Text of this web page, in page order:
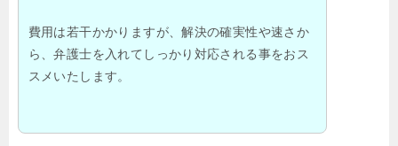
費用は若干かかりますが、解決の確実性や速さか
ら、弁護士を入れてしっかり対応される事をおス
スメいたします。